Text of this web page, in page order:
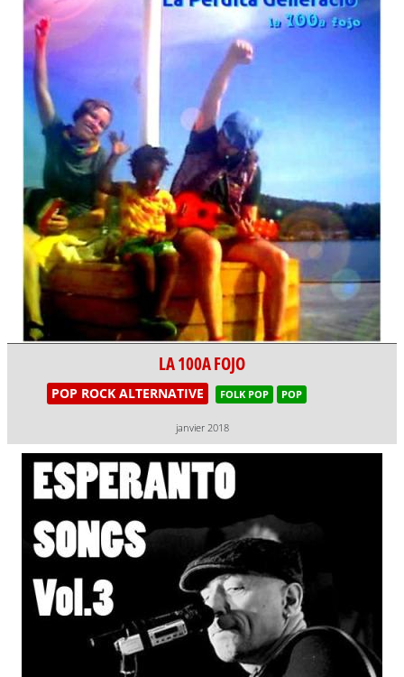
LA 100A FOJO
POP ROCK ALTERNATIVE FOLK POP POP
janvier 2018